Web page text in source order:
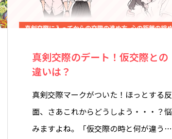
真剣交際のデート！仮交際との
違いは？
真剣交際マークがついた！ほっとする反
面、さあこれからどうしよう・・・？悩
みますよね。「仮交際の時と何が違う